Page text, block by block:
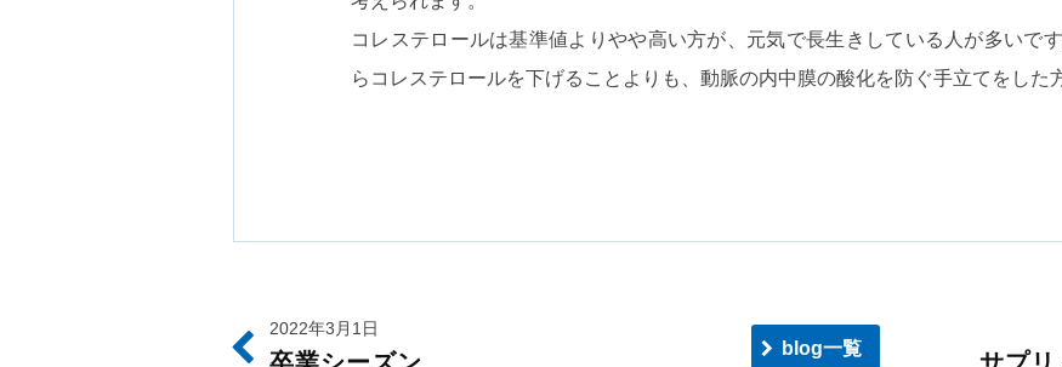
コレステロールは基準値よりやや高い方が、元気で長生きしている人が多いで
らコレステロールを下げることよりも、動脈の内中膜の酸化を防ぐ手立てをした
2022年3月1日
blog一覧